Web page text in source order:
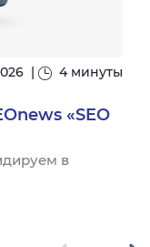
| 4 минуты
«SEO
в